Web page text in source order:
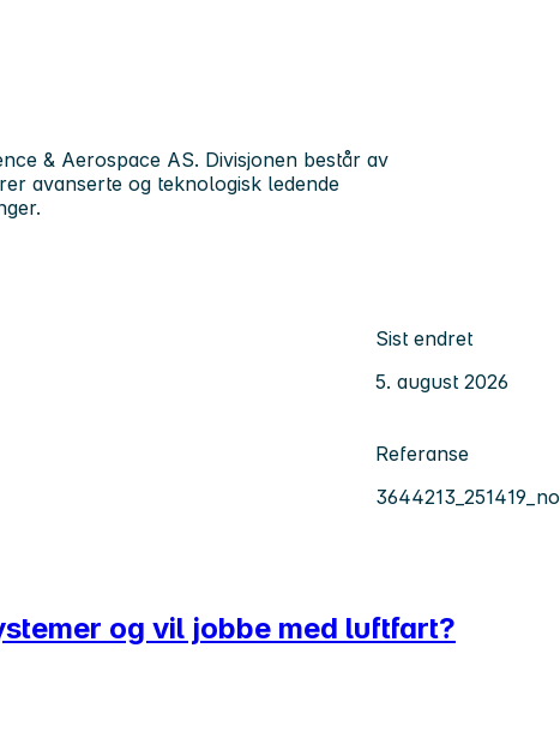
& Aerospace AS. Divisjonen består av
avanserte og teknologisk ledende
Sist endret
5. august 2026
Referanse
3644213_251419_no
og vil jobbe med luftfart?